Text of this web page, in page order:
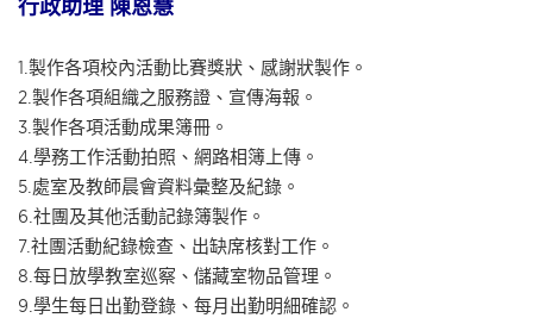
行政助理 陳恩慧
1.製作各項校內活動比賽獎狀、感謝狀製作。
2.製作各項組織之服務證、宣傳海報。
3.製作各項活動成果簿冊。
4.學務工作活動拍照、網路相簿上傳。
5.處室及教師晨會資料彙整及紀錄。
6.社團及其他活動記錄簿製作。
7.社團活動紀錄檢查、出缺席核對工作。
8.每日放學教室巡察、儲藏室物品管理。
9.學生每日出勤登錄、每月出勤明細確認。